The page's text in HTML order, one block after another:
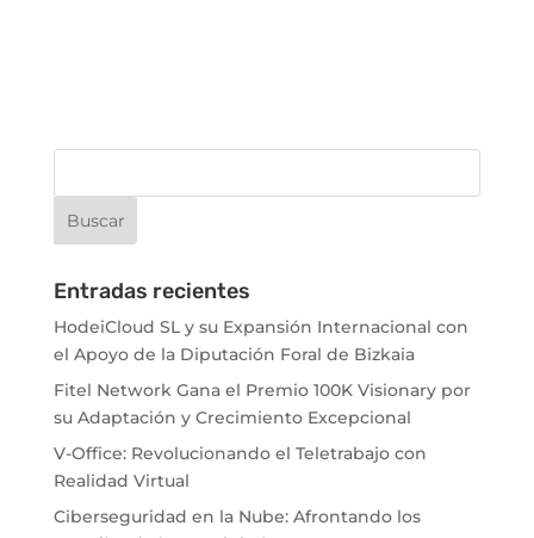
Entradas recientes
HodeiCloud SL y su Expansión Internacional con
el Apoyo de la Diputación Foral de Bizkaia
Fitel Network Gana el Premio 100K Visionary por
su Adaptación y Crecimiento Excepcional
V-Office: Revolucionando el Teletrabajo con
Realidad Virtual
Ciberseguridad en la Nube: Afrontando los